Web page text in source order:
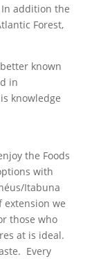
In addition the
Forest,
known
in
knowledge
the Foods
with
Itabuna
extension we
those who
at is ideal.
Every